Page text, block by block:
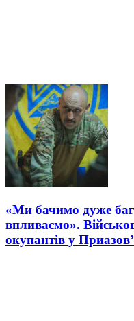
«Ми бачимо дуже
впливаємо».
окупантів у